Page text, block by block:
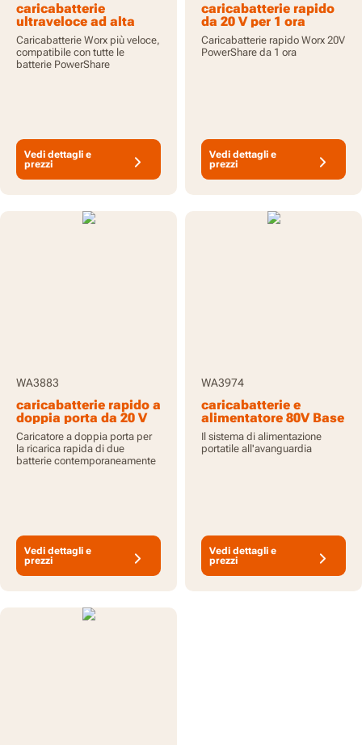
caricabatterie
ultraveloce ad alta
capacità da 20 V
Caricabatterie Worx più veloce,
compatibile con tutte le
batterie PowerShare
Vedi dettagli e
prezzi
caricabatterie rapido
da 20 V per 1 ora
Caricabatterie rapido Worx 20V
PowerShare da 1 ora
Vedi dettagli e
prezzi
WA3883
caricabatterie rapido a
doppia porta da 20 V
Caricatore a doppia porta per
la ricarica rapida di due
batterie contemporaneamente
Vedi dettagli e
prezzi
WA3974
caricabatterie e
alimentatore 80V Base
Camp - solo utensile,
batterie non incluse
Il sistema di alimentazione
portatile all'avanguardia
Vedi dettagli e
prezzi